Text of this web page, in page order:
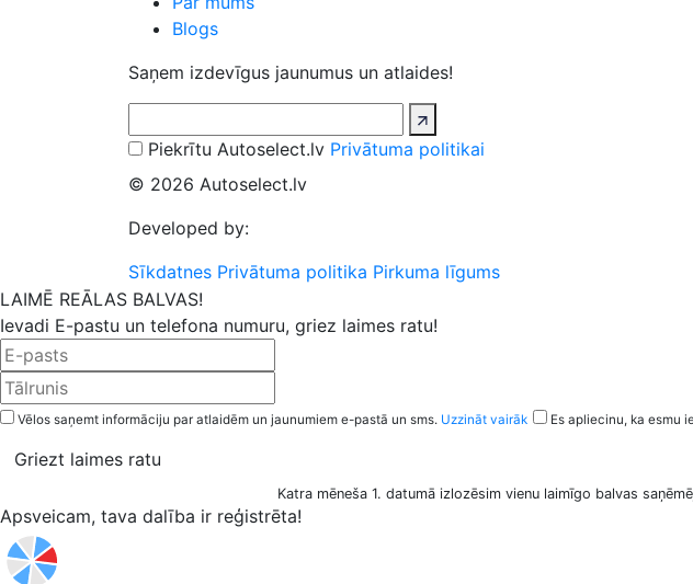
Blogs
Saņem izdevīgus jaunumus un atlaides!
Piekrītu Autoselect.lv Privātuma politikai
© 2026 Autoselect.lv
Developed by:
Sīkdatnes Privātuma politika Pirkuma līgums
LAIMĒ REĀLAS BALVAS!
Ievadi E-pastu un telefona numuru, griez laimes ratu!
Vēlos saņemt informāciju par atlaidēm un jaunumiem e-pastā un sms. Uzzināt vairāk Es apliecinu, ka esmu
Griezt laimes ratu
Katra mēneša 1. datumā izlozēsim vienu laimīgo balvas
Apsveicam, tava dalība ir reģistrēta!